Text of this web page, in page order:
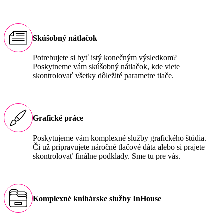
Skúšobný nátlačok
Potrebujete si byť istý konečným výsledkom?
Poskytneme vám skúšobný nátlačok, kde viete
skontrolovať všetky dôležité parametre tlače.
Grafické práce
Poskytujeme vám komplexné služby grafického štúdia.
Či už pripravujete náročné tlačové dáta alebo si prajete
skontrolovať finálne podklady. Sme tu pre vás.
Komplexné knihárske služby InHouse